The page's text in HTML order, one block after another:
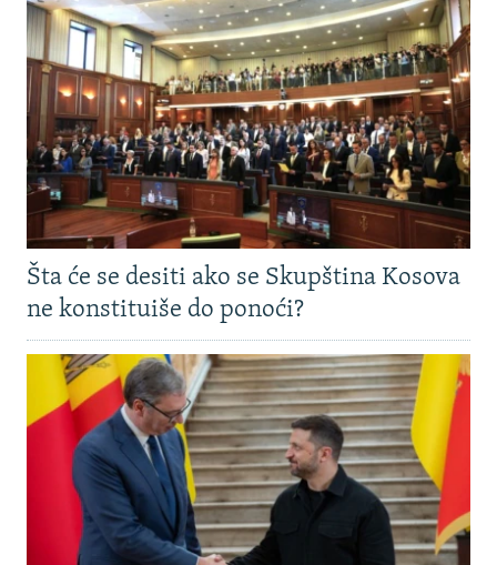
Šta će se desiti ako se Skupština Kosova
ne konstituiše do ponoći?